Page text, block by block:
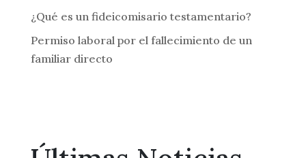
¿Qué es un fideicomisario testamentario?
Permiso laboral por el fallecimiento de un
familiar directo